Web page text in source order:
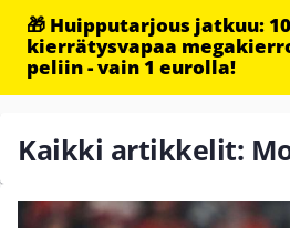
🎁 Huipputarjous jatkuu:
kierrätysvapaa
peliin - vain 1 eurolla!
Kaikki artikkelit: